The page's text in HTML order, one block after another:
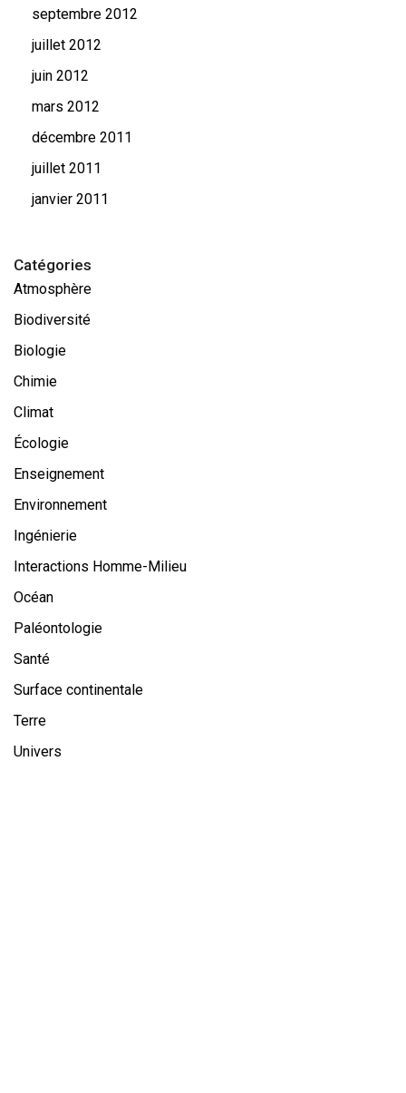
septembre 2012
juillet 2012
juin 2012
mars 2012
décembre 2011
juillet 2011
janvier 2011
Catégories
Atmosphère
Biodiversité
Biologie
Chimie
Climat
Écologie
Enseignement
Environnement
Ingénierie
Interactions Homme-Milieu
Océan
Paléontologie
Santé
Surface continentale
Terre
Univers